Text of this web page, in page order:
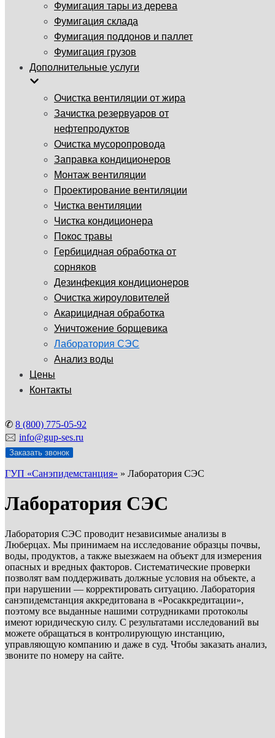
Фумигация тары из дерева
Фумигация склада
Фумигация поддонов и паллет
Фумигация грузов
Дополнительные услуги
Очистка вентиляции от жира
Зачистка резервуаров от
нефтепродуктов
Очистка мусоропровода
Заправка кондиционеров
Монтаж вентиляции
Проектирование вентиляции
Чистка вентиляции
Чистка кондиционера
Покос травы
Гербицидная обработка от
сорняков
Дезинфекция кондиционеров
Очистка жироуловителей
Акарицидная обработка
Уничтожение борщевика
Лаборатория СЭС
Анализ воды
Цены
Контакты
✆ 8 (800) 775-05-92
🖂 info@gup-ses.ru
Заказать звонок
ГУП «Санэпидемстанция» » Лаборатория СЭС
Лаборатория СЭС
Лаборатория СЭС проводит независимые анализы в
Люберцах. Мы принимаем на исследование образцы почвы,
воды, продуктов, а также выезжаем на объект для измерения
опасных и вредных факторов. Систематические проверки
позволят вам поддерживать должные условия на объекте, а
при нарушении — корректировать ситуацию. Лаборатория
санэпидемстанция аккредитована в «Росаккредитации»,
поэтому все выданные нашими сотрудниками протоколы
имеют юридическую силу. С результатами исследований вы
можете обращаться в контролирующую инстанцию,
управляющую компанию и даже в суд. Чтобы заказать анализ,
звоните по номеру на сайте.